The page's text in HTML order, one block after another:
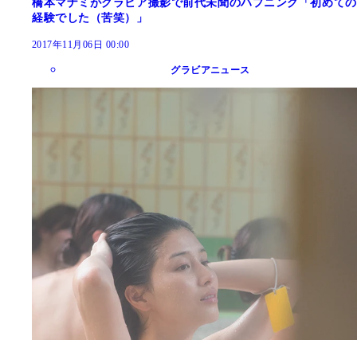
橋本マナミがグラビア撮影で前代未聞のハプニング「初めての
経験でした（苦笑）」
2017年11月06日 00:00
グラビアニュース